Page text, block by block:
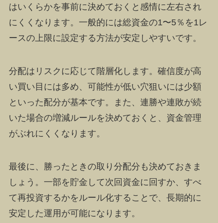
はいくらかを事前に決めておくと感情に左右され
にくくなります。一般的には総資金の1〜5％を1レ
ースの上限に設定する方法が安定しやすいです。
分配はリスクに応じて階層化します。確信度が高
い買い目には多め、可能性が低い穴狙いには少額
といった配分が基本です。また、連勝や連敗が続
いた場合の増減ルールを決めておくと、資金管理
がぶれにくくなります。
最後に、勝ったときの取り分配分も決めておきま
しょう。一部を貯金して次回資金に回すか、すべ
て再投資するかをルール化することで、長期的に
安定した運用が可能になります。